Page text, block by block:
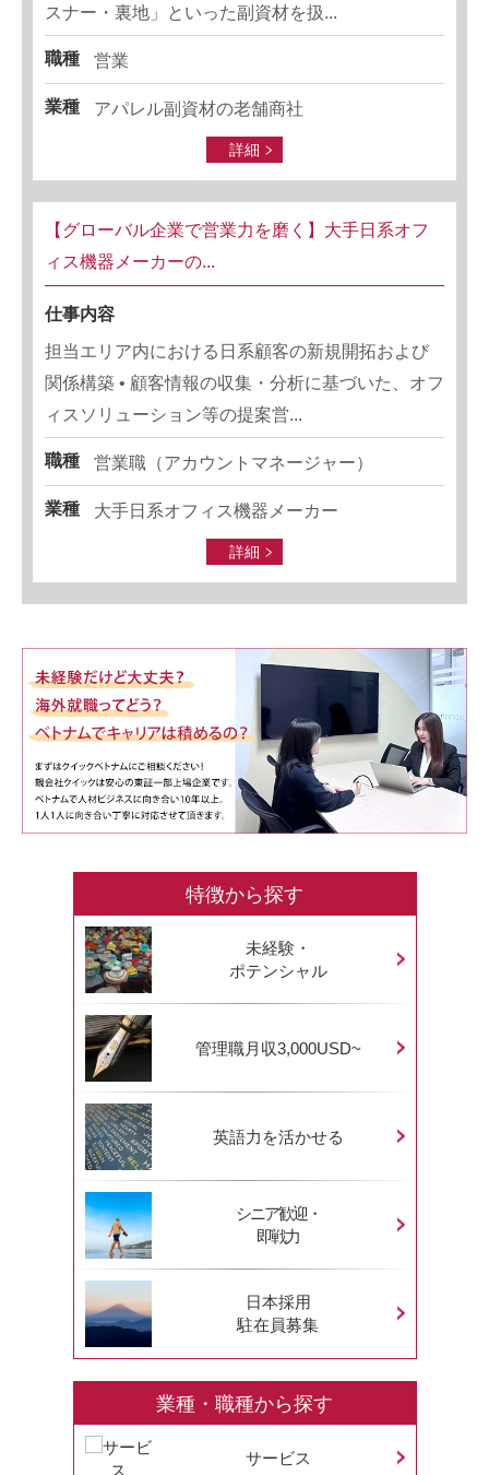
スナー・裏地」といった副資材を扱...
職種 営業
業種 アパレル副資材の老舗商社
詳細
【グローバル企業で営業力を磨く】大手日系オフ
ィス機器メーカーの...
仕事内容
担当エリア内における日系顧客の新規開拓および
関係構築 • 顧客情報の収集・分析に基づいた、オフ
ィスソリューション等の提案営...
職種 営業職（アカウントマネージャー）
業種 大手日系オフィス機器メーカー
詳細
特徴から探す
未経験・
ポテンシャル
管理職月収3,000USD~
英語力を活かせる
シニア歓迎・
即戦力
日本採用
駐在員募集
業種・職種から探す
サービス